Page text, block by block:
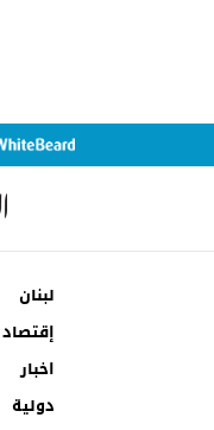
لبنان
إقتصاد
اخبار
دولية